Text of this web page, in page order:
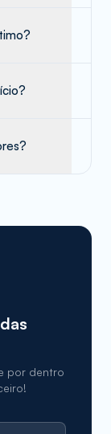
por dentro